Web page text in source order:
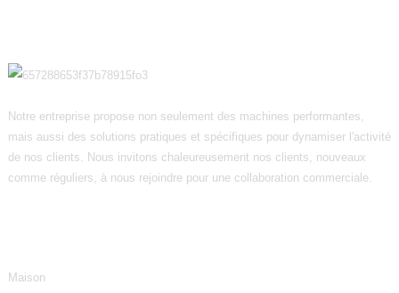
Notre entreprise propose non seulement des machines performantes,
mais aussi des solutions pratiques et spécifiques pour dynamiser l'activité
de nos clients. Nous invitons chaleureusement nos clients, nouveaux
comme réguliers, à nous rejoindre pour une collaboration commerciale.
Maison